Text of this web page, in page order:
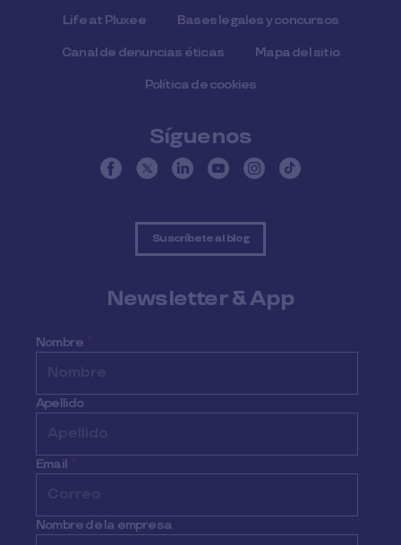
Life at Pluxee Bases legales y concursos
Canal de denuncias éticas Mapa del sitio
Política de cookies
Síguenos
Suscríbete al blog
Newsletter & App
Nombre *
Apellido
Email *
Nombre de la empresa